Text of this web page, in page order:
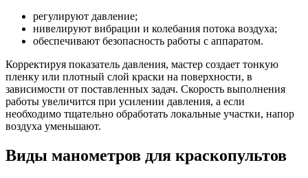
регулируют давление;
нивелируют вибрации и колебания потока воздуха;
обеспечивают безопасность работы с аппаратом.
Корректируя показатель давления, мастер создает тонкую
пленку или плотный слой краски на поверхности, в
зависимости от поставленных задач. Скорость выполнения
работы увеличится при усилении давления, а если
необходимо тщательно обработать локальные участки, напор
воздуха уменьшают.
Виды манометров для краскопультов